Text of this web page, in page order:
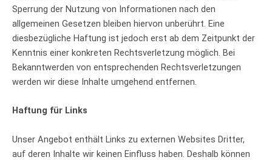
Sperrung der Nutzung von Informationen nach den
allgemeinen Gesetzen bleiben hiervon unberührt. Eine
diesbezügliche Haftung ist jedoch erst ab dem Zeitpunkt der
Kenntnis einer konkreten Rechtsverletzung möglich. Bei
Bekanntwerden von entsprechenden Rechtsverletzungen
werden wir diese Inhalte umgehend entfernen.
Haftung für Links
Unser Angebot enthält Links zu externen Websites Dritter,
auf deren Inhalte wir keinen Einfluss haben. Deshalb können